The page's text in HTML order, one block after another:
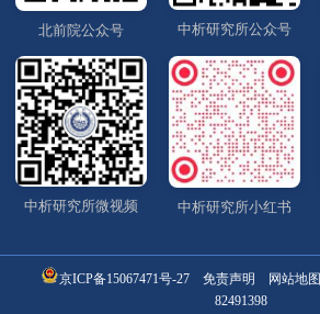
北前院公众号 中析研究所公众号
中析研究所微视频 中析研究所小红书
京ICP备15067471号-27 免责声明 网站地图
82491398